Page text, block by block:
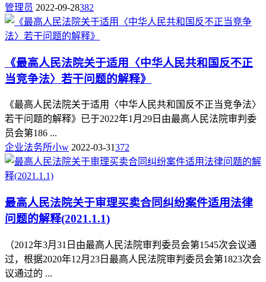
管理员 2022-09-28382
《最高人民法院关于适用〈中华人民共和国反不正
当竞争法〉若干问题的解释》
《最高人民法院关于适用〈中华人民共和国反不正当竞争法〉
若干问题的解释》已于2022年1月29日由最高人民法院审判委
员会第186 ...
企业法务所小w 2022-03-31372
最高人民法院关于审理买卖合同纠纷案件适用法律
问题的解释(2021.1.1)
（2012年3月31日由最高人民法院审判委员会第1545次会议通
过，根据2020年12月23日最高人民法院审判委员会第1823次会
议通过的 ...